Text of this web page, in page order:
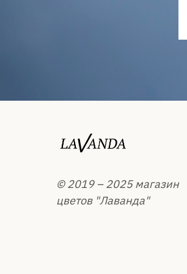
© 2019 – 2025 магазин
цветов "Лаванда"